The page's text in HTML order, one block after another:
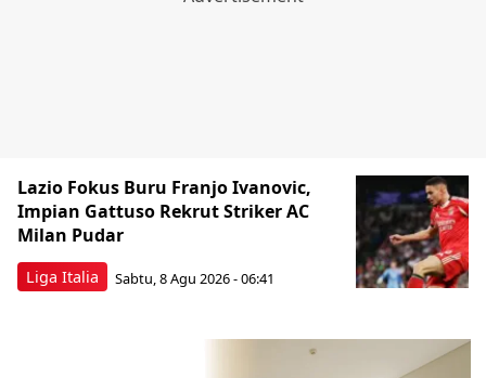
Liga Italia
Lazio Fokus Buru Franjo Ivanovic,
Impian Gattuso Rekrut Striker AC
Milan Pudar
Sabtu, 8 Agu 2026 - 06:41